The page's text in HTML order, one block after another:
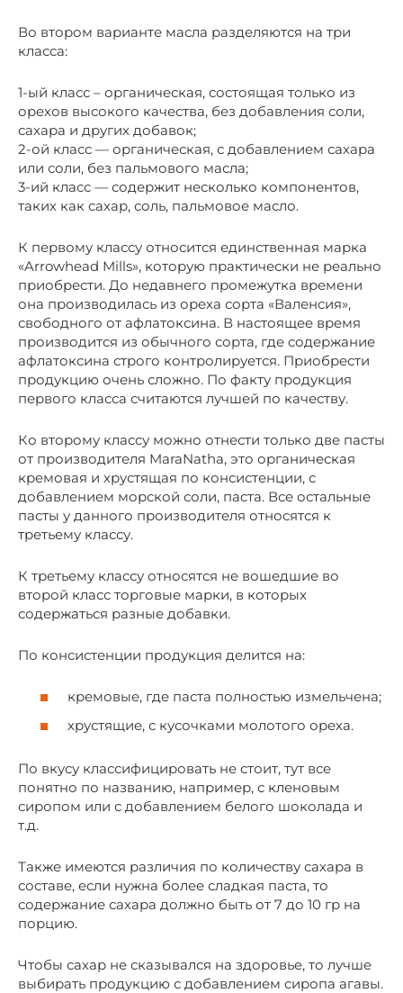
Во втором варианте масла разделяются на три
класса:
1-ый класс – органическая, состоящая только из
орехов высокого качества, без добавления соли,
сахара и других добавок;
2-ой класс — органическая, с добавлением сахара
или соли, без пальмового масла;
3-ий класс — содержит несколько компонентов,
таких как сахар, соль, пальмовое масло.
К первому классу относится единственная марка
«Arrowhead Mills», которую практически не реально
приобрести. До недавнего промежутка времени
она производилась из ореха сорта «Валенсия»,
свободного от афлатоксина. В настоящее время
производится из обычного сорта, где содержание
афлатоксина строго контролируется. Приобрести
продукцию очень сложно. По факту продукция
первого класса считаются лучшей по качеству.
Ко второму классу можно отнести только две пасты
от производителя MaraNatha, это органическая
кремовая и хрустящая по консистенции, с
добавлением морской соли, паста. Все остальные
пасты у данного производителя относятся к
третьему классу.
К третьему классу относятся не вошедшие во
второй класс торговые марки, в которых
содержаться разные добавки.
По консистенции продукция делится на:
кремовые, где паста полностью измельчена;
хрустящие, с кусочками молотого ореха.
По вкусу классифицировать не стоит, тут все
понятно по названию, например, с кленовым
сиропом или с добавлением белого шоколада и
т.д.
Также имеются различия по количеству сахара в
составе, если нужна более сладкая паста, то
содержание сахара должно быть от 7 до 10 гр на
порцию.
Чтобы сахар не сказывался на здоровье, то лучше
выбирать продукцию с добавлением сиропа агавы.